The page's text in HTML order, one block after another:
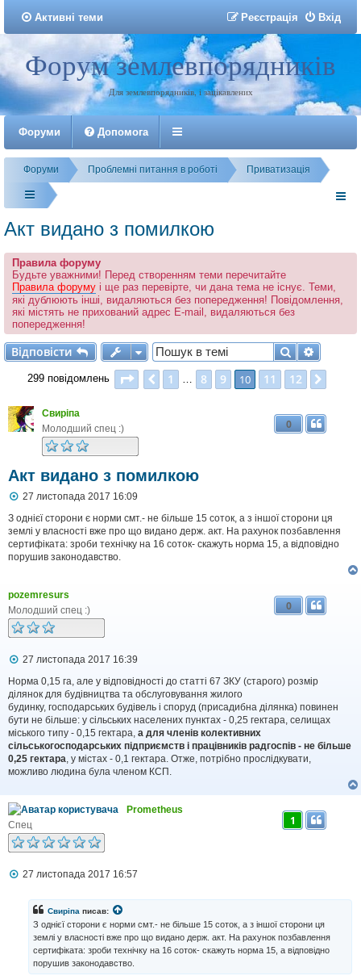
Активні теми Вхід
Реєстрація
Реєстрація
Форум землевпорядників
Для землевпорядників, і зацікавлених
Форуми Допомога
Форуми Проблемні питання в роботі Приватизація
Акт видано з помилкою
Правила форуму
Будьте уважними! Перед створенням теми перечитайте
Правила форуму і ще раз перевірте, чи дана тема не існує. Теми,
які дублюють інші, видаляються без попередження! Повідомлення,
які містять не прихований адрес E-mail, видаляються без
попередження!
Відповісти
Відповісти Пошук
299 повідомлень Сторінка з 12
Поперед.
1 … 8 9 10 11 12
Свиріпа
Молодший спец :)
Акт видано з помилкою
0
П
в
і
д
о
м
н
н
я
27 листопада 2017 16:09
З однієї сторони є норми смт.- не більше 15 соток, а з іншої сторони ця
землі у власності вже про що видано держ. акт. На рахунок позбавлення
сертифіката: зроби технічку на 16 соток- скажуть норма 15, а відповідно
порушив законодавство.
pozemresurs
Молодший спец :)
0
П
в
і
д
о
м
л
е
н
н
27 листопада 2017 16:39
Норма 0,15 га, але у відповідності до статті 67 ЗКУ (старого) розмір
ділянок для будівництва та обслуговування жилого
будинку, господарських будівель і споруд (присадибна ділянка) повинен
бути не більше: у сільських населених пунктах - 0,25 гектара, селищах
міського типу - 0,15 гектара, а для членів колективних
сільськогосподарських підприємств і працівників радгоспів - не більше
0,25 гектара, у містах - 0,1 гектара. Отже, потрібно прослідкувати,
можливо людина була членом КСП.
Prometheus
Спец
1
П
27 листопада 2017 16:57
Свиріпа писав:
З однієї сторони є норми смт.- не більше 15 соток, а з іншої сторони ця
землі у власності вже про що видано держ. акт. На рахунок позбавлення
сертифіката: зроби технічку на 16 соток- скажуть норма 15, а відповідно
порушив законодавство.